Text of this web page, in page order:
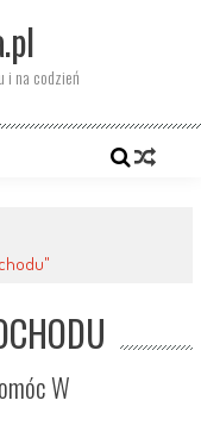
i na codzień
W